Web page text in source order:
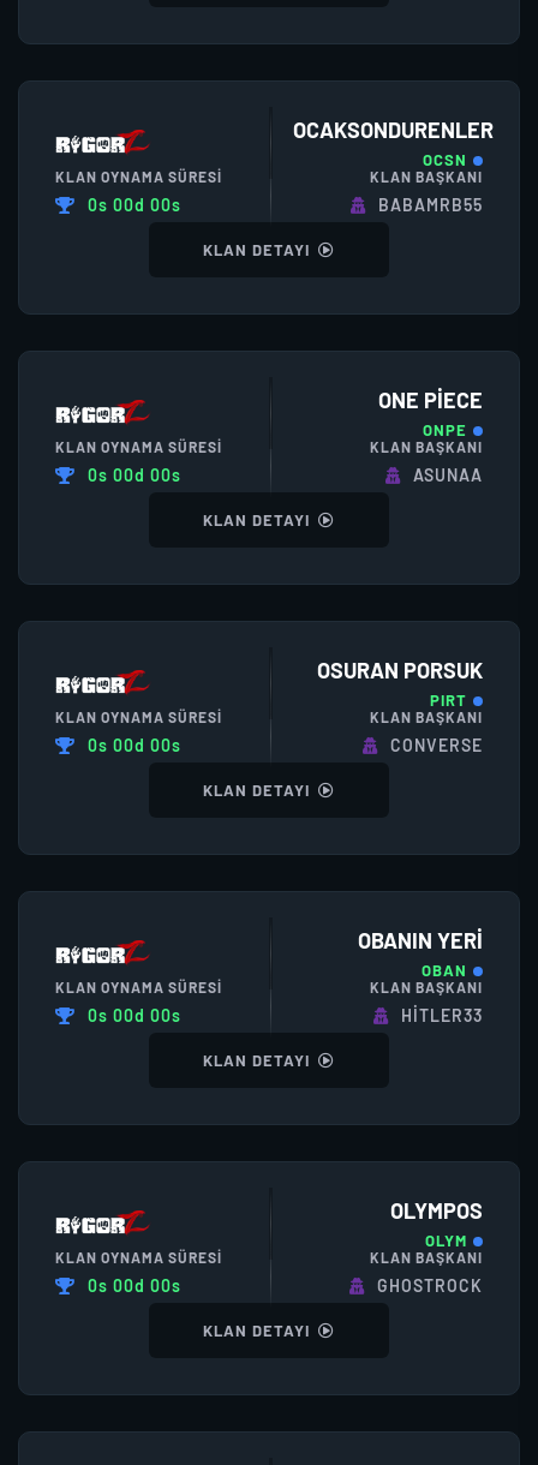
OCAKSONDURENLER
OCSN
KLAN OYNAMA SÜRESI
0s 00d 00s
KLAN BAŞKANI
BABAMRB55
KLAN DETAYI
ONE PIECE
ONPE
KLAN OYNAMA SÜRESI
0s 00d 00s
KLAN BAŞKANI
ASUNAA
KLAN DETAYI
OSURAN PORSUK
PIRT
KLAN OYNAMA SÜRESI
0s 00d 00s
KLAN BAŞKANI
CONVERSE
KLAN DETAYI
OBANIN YERI
OBAN
KLAN OYNAMA SÜRESI
0s 00d 00s
KLAN BAŞKANI
HITLER33
KLAN DETAYI
OLYMPOS
OLYM
KLAN OYNAMA SÜRESI
0s 00d 00s
KLAN BAŞKANI
GHOSTROCK
KLAN DETAYI